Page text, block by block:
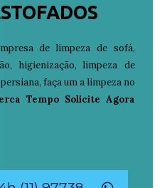
de limpeza de sofá,
higienização, limpeza de
faça um a limpeza no
Tempo Solicite Agora